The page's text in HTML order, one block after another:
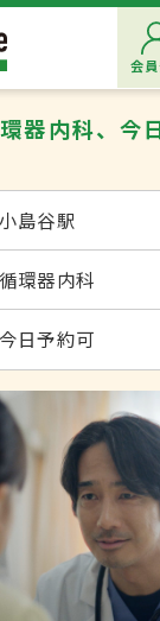
会
器内科、今
小島谷駅
循環器内科
今日予約可